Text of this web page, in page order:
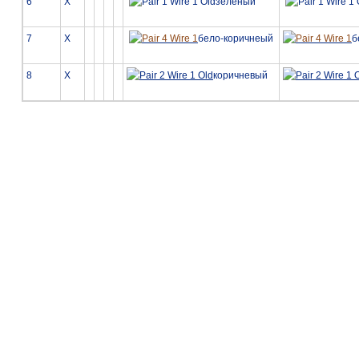
7 X бело-коричнеый
8 X коричневый